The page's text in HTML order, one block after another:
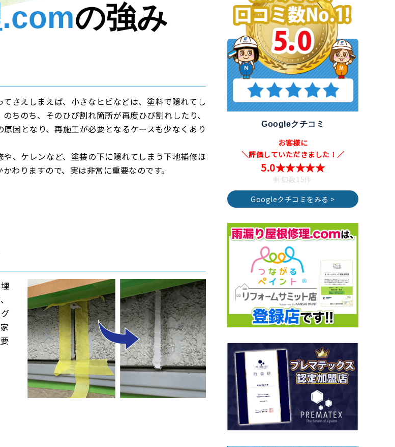
の強み
てさえしまえば、小さなヒビなどは、塗料で隠れてし
のちのち、そのひび割れ箇所が再度ひび割れしたり、
原因となり、再施工が必要となるケースも少なくあり
や、ケレンなど、塗装の下に隠れてしまう下地補修ほ
わりますので、実は非常に重要なのです。
Googleクチコミ
お客様に
＼評価していただきました！／
5.0★★★★★
評価数15件
Googleクチコミをみる >